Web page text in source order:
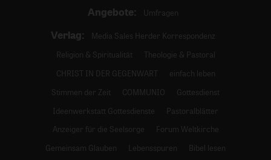
Angebote: Umfragen
Verlag:
Media Sales Herder Korrespondenz
Religion & Spiritualität
Theologie & Pastoral
CHRIST IN DER GEGENWART
einfach leben
Stimmen der Zeit
COMMUNIO
Gottesdienst
Ideenwerkstatt Gottesdienste
Pastoralblätter
Anzeiger für die Seelsorge
Forum Weltkirche
Gemeinsam Glauben
Lebensspuren
Bibel lesen